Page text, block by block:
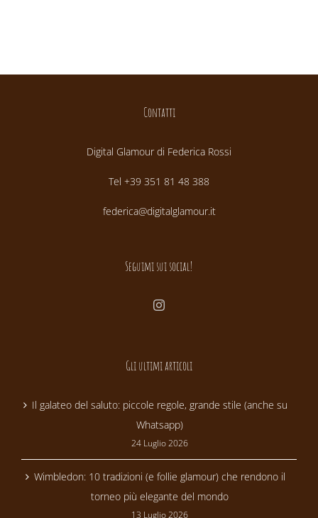
Contatti
Digital Glamour di Federica Rossi
Tel +39 351 81 48 388
federica@digitalglamour.it
Seguimi sui social!
Gli ultimi articoli
Il galateo del saluto: piccole regole, grande stile (anche su
Whatsapp)
24 Luglio 2026
Wimbledon: 10 tradizioni (e follie glamour) che rendono il
torneo più elegante del mondo
13 Luglio 2026